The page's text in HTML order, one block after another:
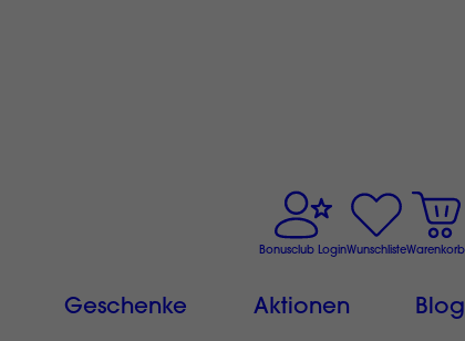
Bonusclub LoginWunschlisteWarenkorb
Geschenke Aktionen Blog